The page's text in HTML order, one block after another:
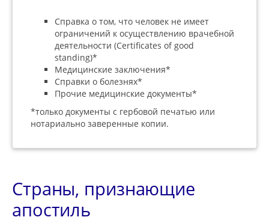
Справка о том, что человек не имеет
ограничений к осуществлению врачебной
деятельности (Certificates of good
standing)*
Медицинские заключения*
Справки о болезнях*
Прочие медицинские документы*
*только документы с гербовой печатью или
нотариально заверенные копии.
Страны, признающие
апостиль